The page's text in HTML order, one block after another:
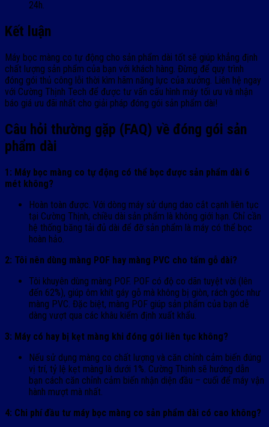
24h.
Kết luận
Máy bọc màng co tự động cho sản phẩm dài tốt sẽ giúp khẳng định
chất lượng sản phẩm của bạn với khách hàng. Đừng để quy trình
đóng gói thủ công lỗi thời kìm hãm năng lực của xưởng. Liên hệ ngay
với Cường Thịnh Tech để được tư vấn cấu hình máy tối ưu và nhận
báo giá ưu đãi nhất cho giải pháp đóng gói sản phẩm dài!
Câu hỏi thường gặp (FAQ) về đóng gói sản
phẩm dài
1: Máy bọc màng co tự động có thể bọc được sản phẩm dài 6
mét không?
Hoàn toàn được. Với dòng máy sử dụng dao cắt cạnh liên tục
tại Cường Thịnh, chiều dài sản phẩm là không giới hạn. Chỉ cần
hệ thống băng tải đủ dài để đỡ sản phẩm là máy có thể bọc
hoàn hảo.
2: Tôi nên dùng màng POF hay màng PVC cho tấm gỗ dài?
Tôi khuyên dùng màng POF. POF có độ co dãn tuyệt vời (lên
đến 62%), giúp ôm khít gáy gỗ mà không bị giòn, rách góc như
màng PVC. Đặc biệt, màng POF giúp sản phẩm của bạn dễ
dàng vượt qua các khâu kiểm định xuất khẩu.
3: Máy có hay bị kẹt màng khi đóng gói liên tục không?
Nếu sử dụng màng co chất lượng và căn chỉnh cảm biến đúng
vị trí, tỷ lệ kẹt màng là dưới 1%. Cường Thịnh sẽ hướng dẫn
bạn cách căn chỉnh cảm biến nhận diện đầu – cuối để máy vận
hành mượt mà nhất.
4: Chi phí đầu tư máy bọc màng co sản phẩm dài có cao không?